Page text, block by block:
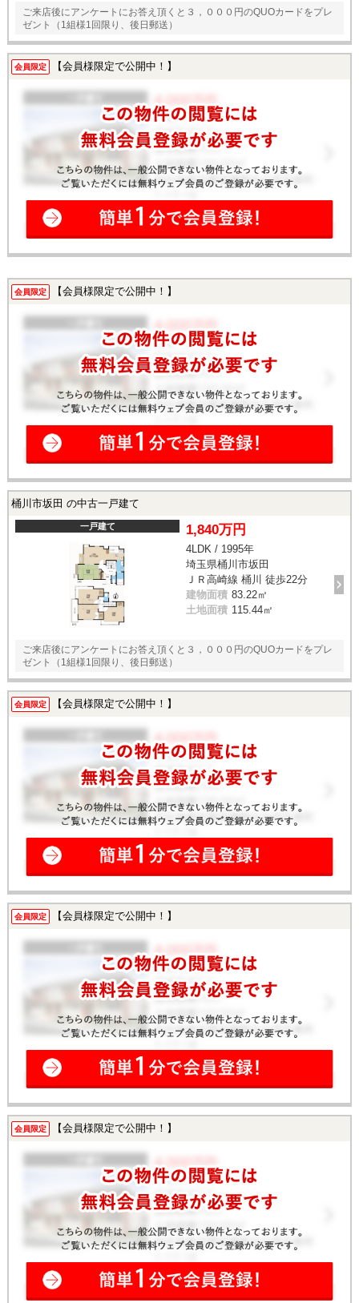
ご来店後にアンケートにお答え頂くと３，０００円のQUOカードをプレ
ゼント（1組様1回限り、後日郵送）
会員限定 【会員様限定で公開中！】
会員限定 【会員様限定で公開中！】
桶川市坂田 の中古一戸建て
一戸建て 1,840万円
4LDK / 1995年
埼玉県桶川市坂田
ＪＲ高崎線 桶川 徒歩22分
建物面積 83.22㎡
土地面積 115.44㎡
ご来店後にアンケートにお答え頂くと３，０００円のQUOカードをプレ
ゼント（1組様1回限り、後日郵送）
会員限定 【会員様限定で公開中！】
会員限定 【会員様限定で公開中！】
会員限定 【会員様限定で公開中！】